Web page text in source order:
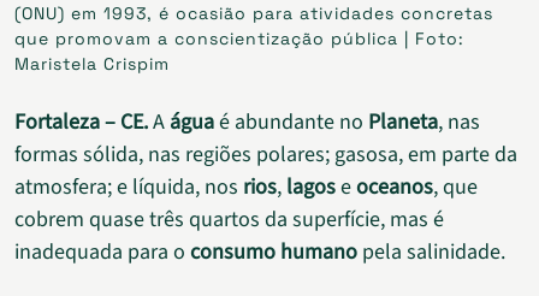
(ONU) em 1993, é ocasião para atividades concretas
que promovam a conscientização pública | Foto:
Maristela Crispim
Fortaleza – CE.A águaé abundante no Planeta, nas
formas sólida, nas regiões polares; gasosa, em parte da
atmosfera; e líquida, nos rios, lagoseoceanos, que
cobrem quase três quartos da superfície, mas é
inadequada para o consumo humano pela salinidade.